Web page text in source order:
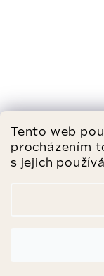
Tento web
procházením
s jejich